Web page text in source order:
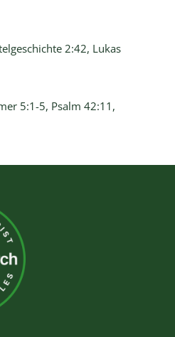
2:42, Lukas
5:1-5, Psalm 42:11,